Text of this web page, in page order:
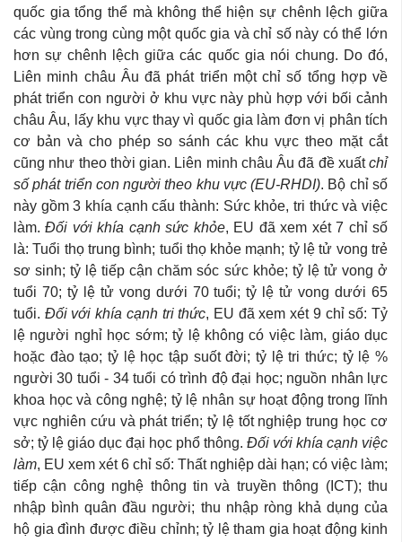
quốc gia tổng thể mà không thể hiện sự chênh lệch giữa
các vùng trong cùng một quốc gia và chỉ số này có thể lớn
hơn sự chênh lệch giữa các quốc gia nói chung. Do đó,
Liên minh châu Âu đã phát triển một chỉ số tổng hợp về
phát triển con người ở khu vực này phù hợp với bối cảnh
châu Âu, lấy khu vực thay vì quốc gia làm đơn vị phân tích
cơ bản và cho phép so sánh các khu vực theo mặt cắt
cũng như theo thời gian. Liên minh châu Âu đã đề xuấtchỉ
số phát triển con người theo khu vực (EU-RHDI). Bộ chỉ số
này gồm 3 khía cạnh cấu thành: Sức khỏe, tri thức và việc
làm.Đối với khía cạnh sức khỏe, EU đã xem xét 7 chỉ số
là: Tuổi thọ trung bình; tuổi thọ khỏe mạnh; tỷ lệ tử vong trẻ
sơ sinh; tỷ lệ tiếp cận chăm sóc sức khỏe; tỷ lệ tử vong ở
tuổi 70; tỷ lệ tử vong dưới 70 tuổi; tỷ lệ tử vong dưới 65
tuổi. Đối với khía cạnh tri thức, EU đã xem xét 9 chỉ số: Tỷ
lệ người nghỉ học sớm; tỷ lệ không có việc làm, giáo dục
hoặc đào tạo; tỷ lệ học tập suốt đời; tỷ lệ tri thức; tỷ lệ %
người 30 tuổi - 34 tuổi có trình độ đại học; nguồn nhân lực
khoa học và công nghệ; tỷ lệ nhân sự hoạt động trong lĩnh
vực nghiên cứu và phát triển; tỷ lệ tốt nghiệp trung học cơ
sở; tỷ lệ giáo dục đại học phổ thông. Đối với khía cạnh việc
làm, EU xem xét 6 chỉ số: Thất nghiệp dài hạn; có việc làm;
tiếp cận công nghệ thông tin và truyền thông (ICT); thu
nhập bình quân đầu người; thu nhập ròng khả dụng của
hộ gia đình được điều chỉnh; tỷ lệ tham gia hoạt động kinh